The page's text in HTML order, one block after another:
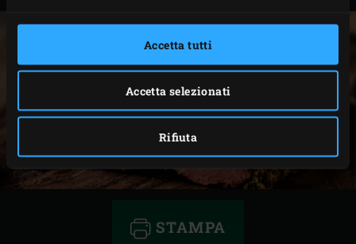
Accetta tutti
Accetta selezionati
Rifiuta
STAMPA